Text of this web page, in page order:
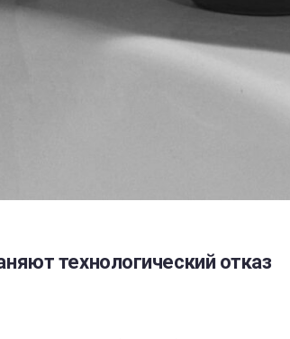
технологический отказ